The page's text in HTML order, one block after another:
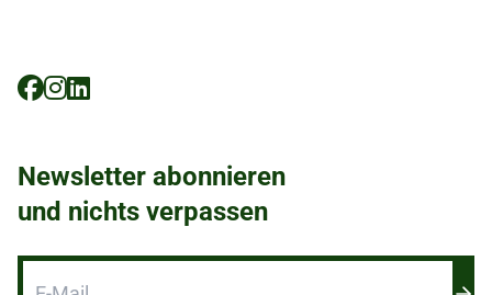
Icons
Newsletter abonnieren
und nichts verpassen